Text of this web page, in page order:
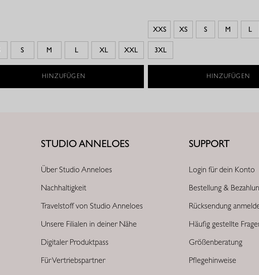
S M L XL XXL
HINZUFÜGEN
XXS XS S M L
3XL
HINZUFÜGEN
STUDIO ANNELOES
Über Studio Anneloes
Nachhaltigkeit
Travelstoff von Studio Anneloes
Unsere Filialen in deiner Nähe
Digitaler Produktpass
Für Vertriebspartner
SUPPORT
Login für dein Konto
Bestellung &
Rücksendung
Häufig gestellte
Größenberatung
Pflegehinweise